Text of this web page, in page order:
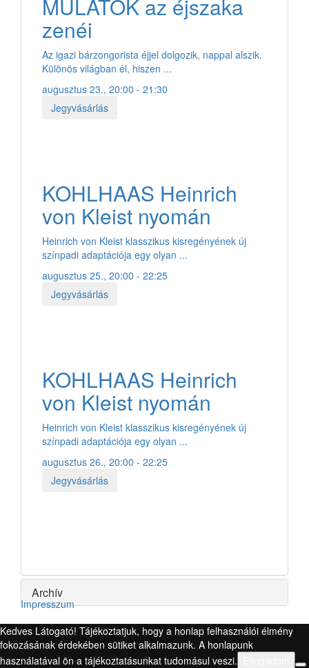
MULATÓK az éjszaka
zenéi
Az igazi bárzongorista éjjel dolgozik, nappal alszik.
Különös világban él, hiszen ...
augusztus 23., 20:00 - 21:30
Jegyvásárlás
KOHLHAAS Heinrich
von Kleist nyomán
Heinrich von Kleist klasszikus kisregényének új
színpadi adaptációja egy olyan ...
augusztus 25., 20:00 - 22:25
Jegyvásárlás
KOHLHAAS Heinrich
von Kleist nyomán
Heinrich von Kleist klasszikus kisregényének új
színpadi adaptációja egy olyan ...
augusztus 26., 20:00 - 22:25
Jegyvásárlás
Archív
Impresszum
Kedves Látogató! Tájékoztatjuk, hogy a honlap felhasználói élmény
fokozásának érdekében sütiket alkalmazunk. A honlapunk
használatával ön a tájékoztatásunkat tudomásul veszi.